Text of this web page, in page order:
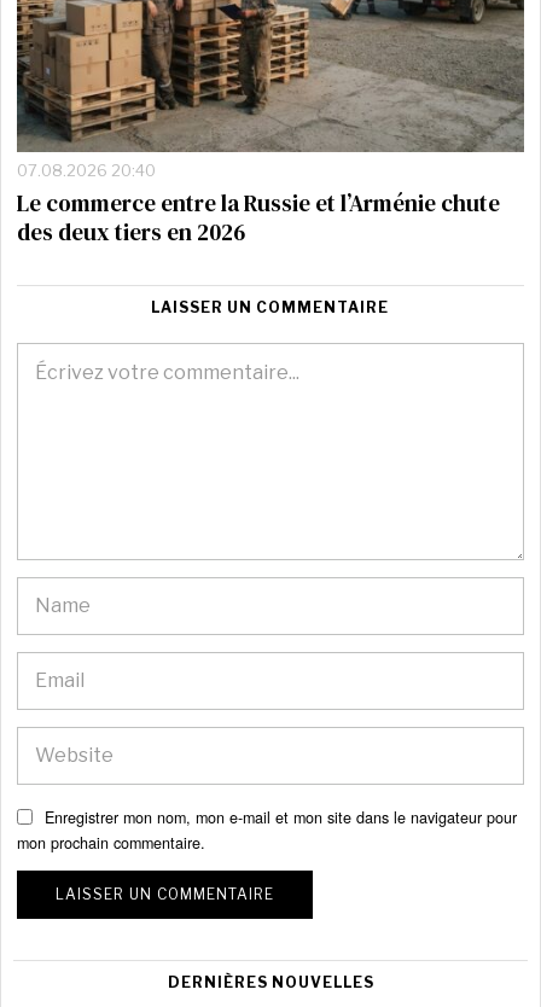
07.08.2026 20:40
Le commerce entre la Russie et l’Arménie chute
des deux tiers en 2026
LAISSER UN COMMENTAIRE
Enregistrer mon nom, mon e-mail et mon site dans le navigateur pour
mon prochain commentaire.
DERNIÈRES NOUVELLES